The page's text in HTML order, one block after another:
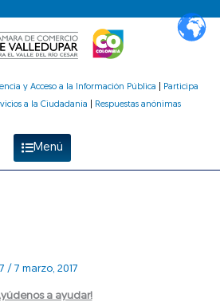
y Acceso a la Información Pública
Participa
a la Ciudadanía
Respuestas anónimas
Menú
/ 7 marzo, 2017
a ayudar!